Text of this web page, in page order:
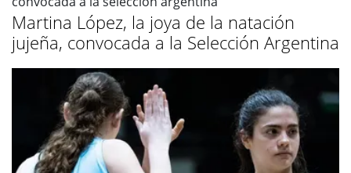
Martina López, la joya de la natación
jujeña, convocada a la Selección Argentina